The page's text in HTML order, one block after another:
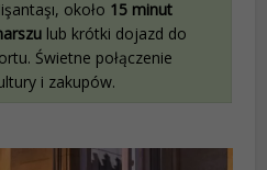
około 15 minut
lub krótki dojazd do
Świetne połączenie
i zakupów.